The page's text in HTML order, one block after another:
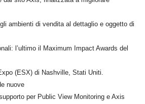
ambienti di vendita al dettaglio e oggetto di
: l’ultimo il Maximum Impact Awards del
(ESX) di Nashville, Stati Uniti.
nuove
per Public View Monitoring e Axis